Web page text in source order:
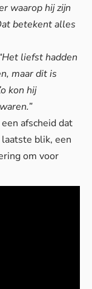
waarop hij zijn
betekent alles
liefst hadden
maar dit is
kon hij
afscheid dat
blik, een
om voor